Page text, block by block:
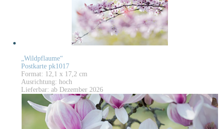
„Wildpflaume“
Postkarte pk1017
Format: 12,1 x 17,2 cm
Ausrichtung: hoch
Lieferbar: ab Dezember 2026